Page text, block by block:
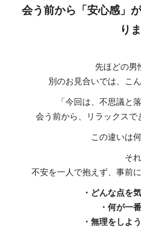
会う前から「安心感」
り
先ほどの男
別のお見合いでは、こ
「今回は、不思議と
会う前から、リラックスで
この違いは
そ
不安を一人で抱えず、事前
・どんな点を
・何が一
・無理をしよ